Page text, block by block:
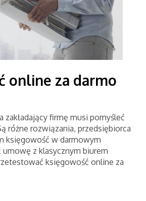
online za darmo
zakładający firmę musi pomyśleć
różne rozwiązania, przedsiębiorca
księgowość w darmowym
z klasycznym biurem
księgowość online za